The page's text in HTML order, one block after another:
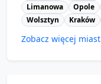
Limanowa
Opole
Wolsztyn
Kraków
Zobacz więcej miast